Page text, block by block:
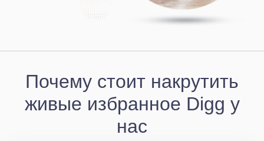
Почему стоит накрутить
живые избранное Digg у
нас